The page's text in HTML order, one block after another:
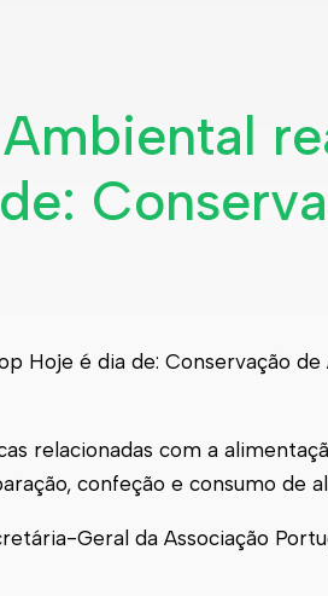
Hoje é dia de: Conservação
relacionadas com a
confeção e consumo de
Geral da Associação